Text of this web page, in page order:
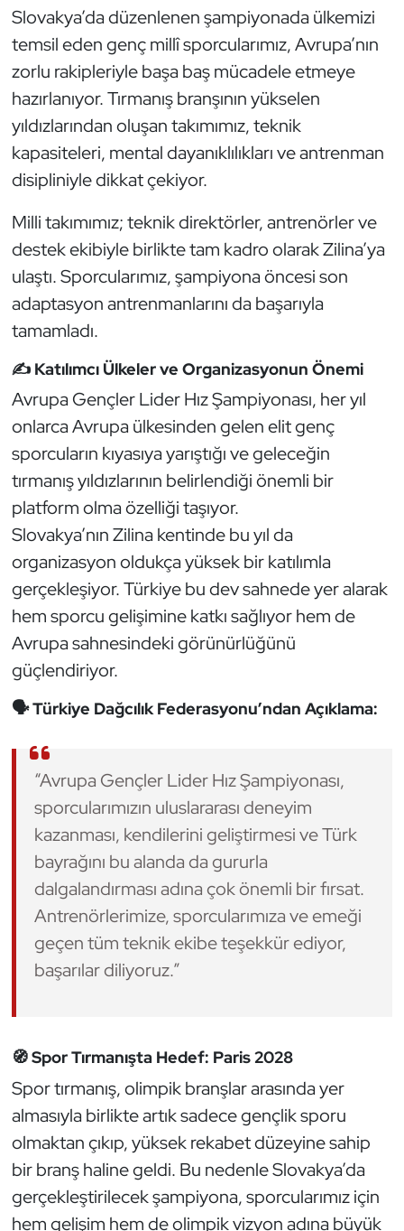
Slovakya’da düzenlenen şampiyonada ülkemizi
temsil eden genç millî sporcularımız, Avrupa’nın
zorlu rakipleriyle başa baş mücadele etmeye
hazırlanıyor. Tırmanış branşının yükselen
yıldızlarından oluşan takımımız, teknik
kapasiteleri, mental dayanıklılıkları ve antrenman
disipliniyle dikkat çekiyor.
Milli takımımız; teknik direktörler, antrenörler ve
destek ekibiyle birlikte tam kadro olarak Zilina’ya
ulaştı. Sporcularımız, şampiyona öncesi son
adaptasyon antrenmanlarını da başarıyla
tamamladı.
✍️ Katılımcı Ülkeler ve Organizasyonun Önemi
Avrupa Gençler Lider Hız Şampiyonası, her yıl
onlarca Avrupa ülkesinden gelen elit genç
sporcuların kıyasıya yarıştığı ve geleceğin
tırmanış yıldızlarının belirlendiği önemli bir
platform olma özelliği taşıyor.
Slovakya’nın Zilina kentinde bu yıl da
organizasyon oldukça yüksek bir katılımla
gerçekleşiyor. Türkiye bu dev sahnede yer alarak
hem sporcu gelişimine katkı sağlıyor hem de
Avrupa sahnesindeki görünürlüğünü
güçlendiriyor.
🗣️ Türkiye Dağcılık Federasyonu’ndan Açıklama:
“Avrupa Gençler Lider Hız Şampiyonası,
sporcularımızın uluslararası deneyim
kazanması, kendilerini geliştirmesi ve Türk
bayrağını bu alanda da gururla
dalgalandırması adına çok önemli bir fırsat.
Antrenörlerimize, sporcularımıza ve emeği
geçen tüm teknik ekibe teşekkür ediyor,
başarılar diliyoruz.”
🧭 Spor Tırmanışta Hedef: Paris 2028
Spor tırmanış, olimpik branşlar arasında yer
almasıyla birlikte artık sadece gençlik sporu
olmaktan çıkıp, yüksek rekabet düzeyine sahip
bir branş haline geldi. Bu nedenle Slovakya’da
gerçekleştirilecek şampiyona, sporcularımız için
hem gelişim hem de olimpik vizyon adına büyük
Güreş
Halter
Hava Sporları
Hentbol
Judo ve Kuraş
Kano ve Rafting
Kayak
Kempo
Kick Boks
Kürek
Masa Tenisi
Modern Pentatlon
Motor Sporları
Muay Thai
Okçuluk
Optimist
Oryantiring
Özel Sporcular
Paralimpik
Su Topu
Sualtı Sporları
Tekvando
Tenis